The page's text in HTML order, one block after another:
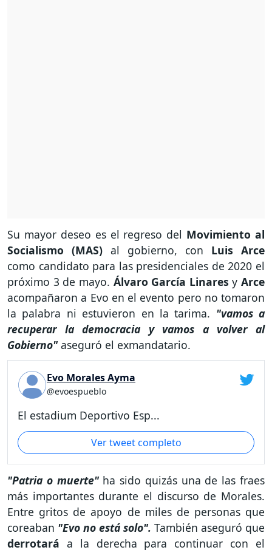
Su mayor deseo es el regreso del Movimiento al
Socialismo (MAS) al gobierno, con Luis Arce
como candidato para las presidenciales de 2020 el
próximo 3 de mayo. Álvaro García Linares y Arce
acompañaron a Evo en el evento pero no tomaron
la palabra ni estuvieron en la tarima. "vamos a
recuperar la democracia y vamos a volver al
Gobierno" aseguró el exmandatario.
Evo Morales Ayma
@evoespueblo
El estadium Deportivo Esp...
Ver tweet completo
"Patria o muerte"ha sido quizás una de las fraes
más importantes durante el discurso de Morales.
Entre gritos de apoyo de miles de personas que
coreaban "Evo no está solo". También aseguró que
derrotará a la derecha para continuar con el